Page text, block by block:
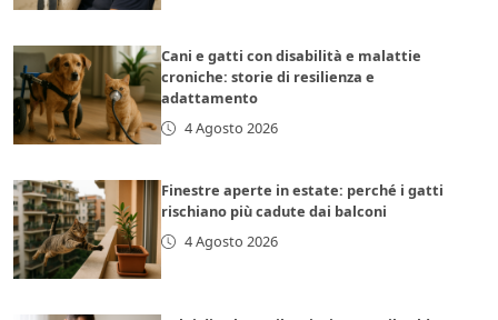
Cani e gatti con disabilità e malattie
croniche: storie di resilienza e
adattamento
4 Agosto 2026
Finestre aperte in estate: perché i gatti
rischiano più cadute dai balconi
4 Agosto 2026